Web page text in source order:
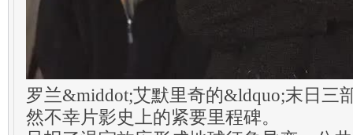
罗兰&middot;艾默里奇的&ldquo;末日三
然不幸片影史上的紧要里程碑。